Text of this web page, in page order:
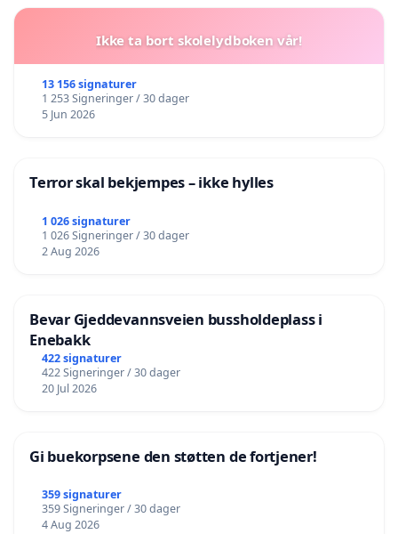
Ikke ta bort skolelydboken vår!
13 156 signaturer
1 253 Signeringer / 30 dager
5 Jun 2026
Terror skal bekjempes – ikke hylles
1 026 signaturer
1 026 Signeringer / 30 dager
2 Aug 2026
Bevar Gjeddevannsveien bussholdeplass i
Enebakk
422 signaturer
422 Signeringer / 30 dager
20 Jul 2026
Gi buekorpsene den støtten de fortjener!
359 signaturer
359 Signeringer / 30 dager
4 Aug 2026